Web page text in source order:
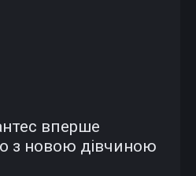
вперше
з новою дівчиною